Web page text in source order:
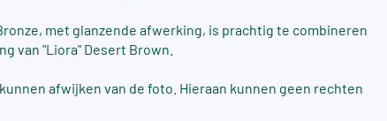
met glanzende afwerking, is prachtig te combineren
van "Liora" Desert Brown.
afwijken van de foto. Hieraan kunnen geen rechten